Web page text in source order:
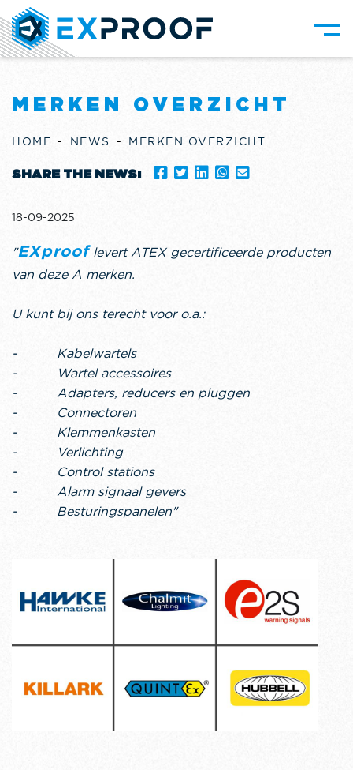
MERKEN OVERZICHT
HOME NEWS MERKEN OVERZICHT
SHARE THE NEWS:
18-09-2025
"EXprooflevert ATEX gecertificeerde producten
van deze A merken.
U kunt bij ons terecht voor o.a.:
- Kabelwartels
- Wartel accessoires
- Adapters, reducers en pluggen
- Connectoren
- Klemmenkasten
- Verlichting
- Control stations
- Alarm signaal gevers
- Besturingspanelen"